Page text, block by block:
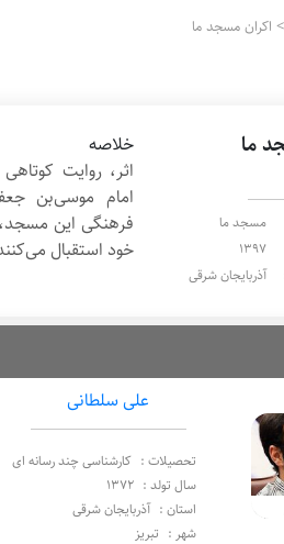
> اکران مسجد ما
ما
مسجد ما
1397
آذربایجان شرقی
خلاصه
اثر، روایت
امام موسی‌بن‌
فرهنگی این مسجد،
خود استقبال
علی سلطانی
تحصیلات : کارشناسی چند رسانه ای
سال تولد : 1372
استان : آذربایجان شرقی
شهر : تبریز